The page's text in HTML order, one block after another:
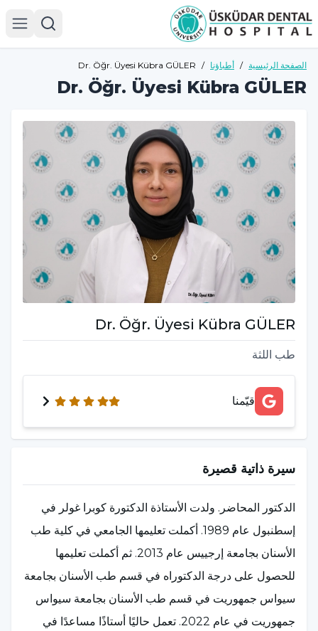
الصفحة الرئيسية / أطباؤنا /
Dr. Öğr. Üyesi Kübra GÜLER
Dr. Öğr. Üyesi Kübra GÜLER
Dr. Öğr. Üyesi Kübra GÜLER
طب اللثة
قيّمنا
سيرة ذاتية قصيرة
الدكتور المحاضر. ولدت الأستاذة الدكتورة كوبرا غولر في
إسطنبول عام 1989. أكملت تعليمها الجامعي في كلية طب
الأسنان بجامعة إرجييس عام 2013. ثم أكملت تعليمها
للحصول على درجة الدكتوراه في قسم طب الأسنان بجامعة
سيواس جمهوريت في قسم طب الأسنان بجامعة سيواس
جمهوريت في عام 2022. تعمل حاليًا أستاذًا مساعدًا في